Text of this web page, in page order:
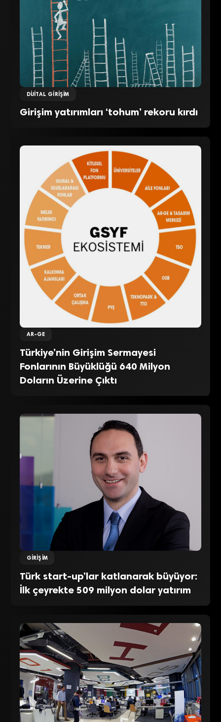
DIJITAL GIRIŞIM
Girişim yatırımları ‘tohum’ rekoru kırdı
AR-GE
Türkiye’nin Girişim Sermayesi
Fonlarının Büyüklüğü 640 Milyon
Doların Üzerine Çıktı
GIRIŞIM
Türk start-up’lar katlanarak büyüyor:
İlk çeyrekte 509 milyon dolar yatırım